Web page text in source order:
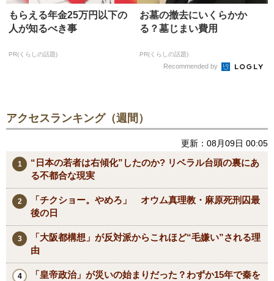
もらえる年金25万円以下の
人が知るべき事
PR(くらしの話題)
お墓の撤去にいくらかか
る？墓じまい費用
PR(くらしの話題)
Recommended by
アクセスランキング（週間）
更新：08月09日 00:05
“日本の若者は右傾化”したのか? リベラル台頭の裏にあ
る不都合な現実
「チクショー。やめろ」 オウム真理教・麻原死刑囚最
後の日
「大阪都構想」が反対派からこれほど“毛嫌い”される理
由
「皇帝政治」が災いの始まりだった？わずか15年で秦を